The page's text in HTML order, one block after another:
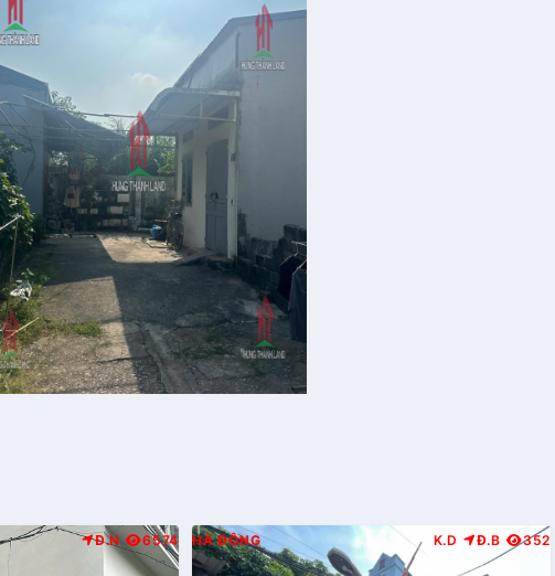
Đ.N 6574 HÀ ĐÔNG K.D Đ.B 352